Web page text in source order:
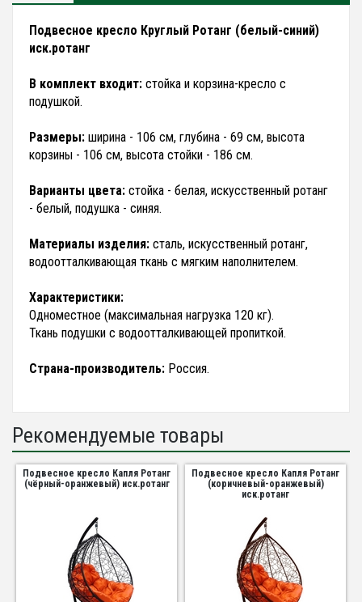
Подвесное кресло Круглый Ротанг (белый-синий)
иск.ротанг
В комплект входит: стойка и корзина-кресло с
подушкой.
Размеры: ширина - 106 см, глубина - 69 см, высота
корзины - 106 см, высота стойки - 186 см.
Варианты цвета: стойка - белая, искусственный ротанг
- белый, подушка - синяя.
Материалы изделия: сталь, искусственный ротанг,
водоотталкивающая ткань с мягким наполнителем.
Характеристики:
Одноместное (максимальная нагрузка 120 кг).
Ткань подушки с водоотталкивающей пропиткой.
Страна-производитель: Россия.
Рекомендуемые товары
Подвесное кресло Капля Ротанг
(чёрный-оранжевый) иск.ротанг
Подвесное кресло Капля Ротанг
(коричневый-оранжевый)
иск.ротанг